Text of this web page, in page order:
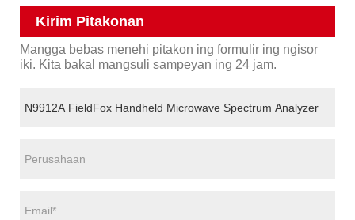
Kirim Pitakonan
Mangga bebas menehi pitakon ing formulir ing ngisor
iki. Kita bakal mangsuli sampeyan ing 24 jam.